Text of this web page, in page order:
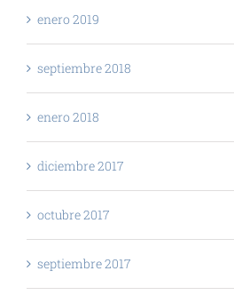
enero 2019
septiembre 2018
enero 2018
diciembre 2017
octubre 2017
septiembre 2017